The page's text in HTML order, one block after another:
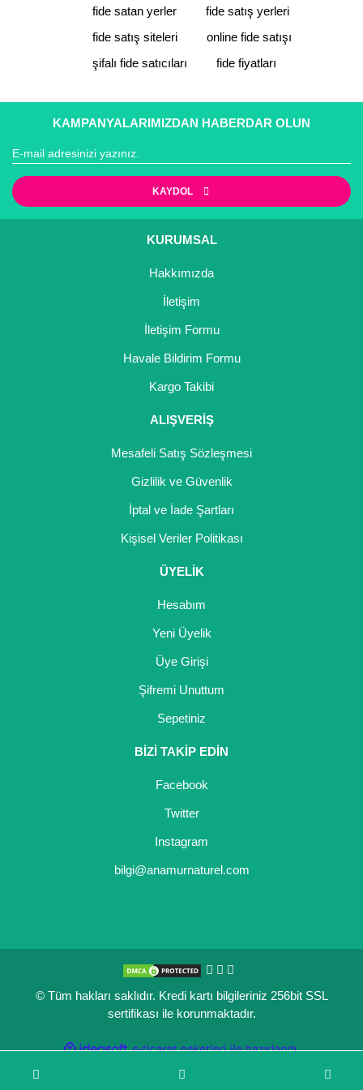
Ürün açıklamasında eksik bilgiler bulunuyor.
Ürün bilgilerinde hatalar bulunuyor.
fide satan yerler
fide satış yerleri
fide satış siteleri
online fide satışı
şifalı fide satıcıları
fide fiyatları
KAMPANYALARIMIZDAN HABERDAR OLUN
KAYDOL
KURUMSAL
Hakkımızda
İletişim
İletişim Formu
Havale Bildirim Formu
Kargo Takibi
ALIŞVERİŞ
Mesafeli Satış Sözleşmesi
Gizlilik ve Güvenlik
İptal ve İade Şartları
Kişisel Veriler Politikası
ÜYELİK
Hesabım
Yeni Üyelik
Üye Girişi
Şifremi Unuttum
Sepetiniz
BİZİ TAKİP EDİN
Facebook
Twitter
Instagram
bilgi@anamurnaturel.com
© Tüm hakları saklıdır. Kredi kartı bilgileriniz 256bit SSL
sertifikası ile korunmaktadır.
ideasoft
e-
ile